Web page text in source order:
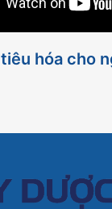
hóa cho